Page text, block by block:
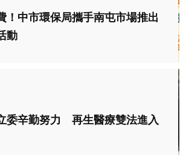
！中市環保局攜手南屯市場推出
動
委辛勤努力 再生醫療雙法進入